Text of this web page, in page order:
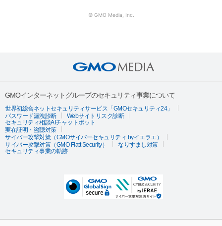
© GMO Media, Inc.
GMOインターネットグループのセキュリティ事業について
世界初総合ネットセキュリティサービス「GMOセキュリティ24」
パスワード漏洩診断
Webサイトリスク診断
セキュリティ相談AIチャットボット
実在証明・盗聴対策
サイバー攻撃対策（GMOサイバーセキュリティ byイエラエ）
サイバー攻撃対策（GMO Flatt Security）
なりすまし対策
セキュリティ事業の軌跡